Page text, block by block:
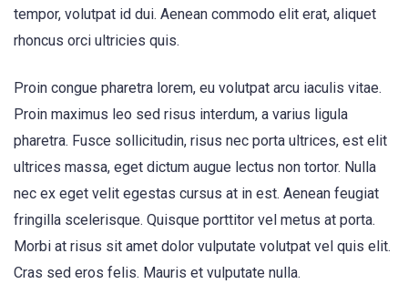
tempor, volutpat id dui. Aenean commodo elit erat, aliquet
rhoncus orci ultricies quis.
Proin congue pharetra lorem, eu volutpat arcu iaculis vitae.
Proin maximus leo sed risus interdum, a varius ligula
pharetra. Fusce sollicitudin, risus nec porta ultrices, est elit
ultrices massa, eget dictum augue lectus non tortor. Nulla
nec ex eget velit egestas cursus at in est. Aenean feugiat
fringilla scelerisque. Quisque porttitor vel metus at porta.
Morbi at risus sit amet dolor vulputate volutpat vel quis elit.
Cras sed eros felis. Mauris et vulputate nulla.